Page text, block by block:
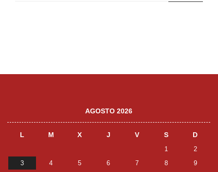
AGOSTO 2026
L M X J V S D
1
2
3
4 5 6 7 8
9